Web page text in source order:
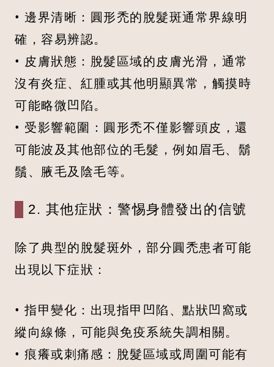
• 邊界清晰：圓形禿的脫髮斑通常界線明
確，容易辨認。
• 皮膚狀態：脫髮區域的皮膚光滑，通常
沒有炎症、紅腫或其他明顯異常，觸摸時
可能略微凹陷。
• 受影響範圍：圓形禿不僅影響頭皮，還
可能波及其他部位的毛髮，例如眉毛、鬍
鬚、腋毛及陰毛等。
2. 其他症狀：警惕身體發出的信號
除了典型的脫髮斑外，部分圓禿患者可能
出現以下症狀：
• 指甲變化：出現指甲凹陷、點狀凹窩或
縱向線條，可能與免疫系統失調相關。
• 痕癢或刺痛感：脫髮區域或周圍可能有